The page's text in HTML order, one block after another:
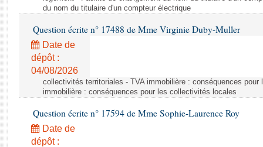
du nom du titulaire d'un compteur électrique
Question écrite n° 17488 de Mme Virginie Duby-Muller
Date de
dépôt :
04/08/2026
collectivités territoriales - TVA immobilière : conséquences
immobilière : conséquences pour les collectivités locales
Question écrite n° 17594 de Mme Sophie-Laurence Roy
Date de
dépôt :